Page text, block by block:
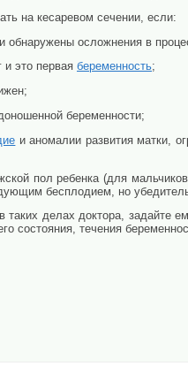
на кесаревом сечении, если:
обнаружены осложнения в
это первая беременность;
беременности;
и аномалии развития матки,
пол ребенка (для
бесплодием, но
таких делах доктора,
состояния, течения